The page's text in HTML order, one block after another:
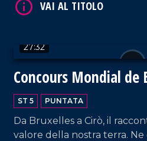
27:32
Concours Mondial de
ST 5 PUNTATA
Da Bruxelles a Cirò, il
valore della nostra terra. Ne
VAI AL TITOLO